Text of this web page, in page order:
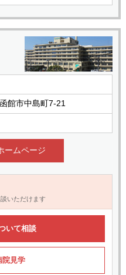
館市中島町7-21
ームページ
いただけます
いて相談
院見学